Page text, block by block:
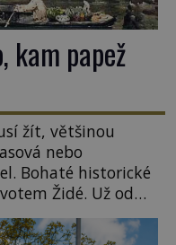
kam papež
žít, většinou
nebo
Bohaté historické
Židé. Už od
chvíli nuceni v
patří i římské